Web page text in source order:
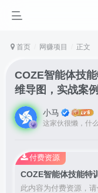
首页 网赚项目 正文
COZE智能体技
维导图，实战案
小马
这家伙很懒，什
此内容为付费资源，
付费资源